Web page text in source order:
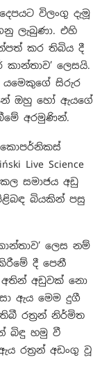
විලංගු දැමූ
ලැබුණා. එහි
කර තිබිය දී
ලෙසයි.
යමෙකුගේ සිරුර
ඔහු හෝ ඇයගේ
අරමුණින්.
කොපර්නිකස්
Live Science
සමාජය අඩු
බියකින් පසු
ලෙස නම්
දී පෙනී
අඩුවක් නො
ඇය මෙම දුගී
රත්‍රන් නිර්මිත
බිඳු හමු වී
රත්‍රන් අඩංගු වූ